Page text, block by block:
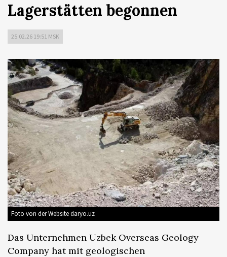
Lagerstätten begonnen
25.02.26 19:51 MSK
Foto von der Website daryo.uz
Das Unternehmen Uzbek Overseas Geology
Company hat mit geologischen